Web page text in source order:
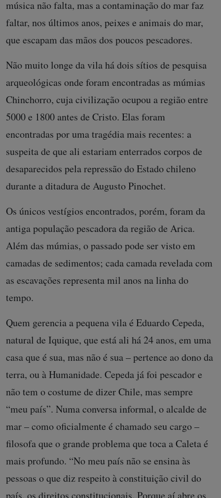
música não falta, mas a contaminação do mar faz
faltar, nos últimos anos, peixes e animais do mar,
que escapam das mãos dos poucos pescadores.
Não muito longe da vila há dois sítios de pesquisa
arqueológicas onde foram encontradas as múmias
Chinchorro, cuja civilização ocupou a região entre
5000 e 1800 antes de Cristo. Elas foram
encontradas por uma tragédia mais recentes: a
suspeita de que ali estariam enterrados corpos de
desaparecidos pela repressão do Estado chileno
durante a ditadura de Augusto Pinochet.
Os únicos vestígios encontrados, porém, foram da
antiga população pescadora da região de Arica.
Além das múmias, o passado pode ser visto em
camadas de sedimentos; cada camada revelada com
as escavações representa mil anos na linha do
tempo.
Quem gerencia a pequena vila é Eduardo Cepeda,
natural de Iquique, que está ali há 24 anos, em uma
casa que é sua, mas não é sua – pertence ao dono da
terra, ou à Humanidade. Cepeda já foi pescador e
não tem o costume de dizer Chile, mas sempre
“meu país”. Numa conversa informal, o alcalde de
mar – como oficialmente é chamado seu cargo –
filosofa que o grande problema que toca a Caleta é
mais profundo. “No meu país não se ensina às
pessoas o que diz respeito à constituição civil do
país, os direitos constitucionais. Porque aí abre os